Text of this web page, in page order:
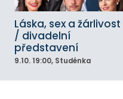
Láska, sex a žárlivost
/ divadelní
představení
9.10. 19:00, Studénka